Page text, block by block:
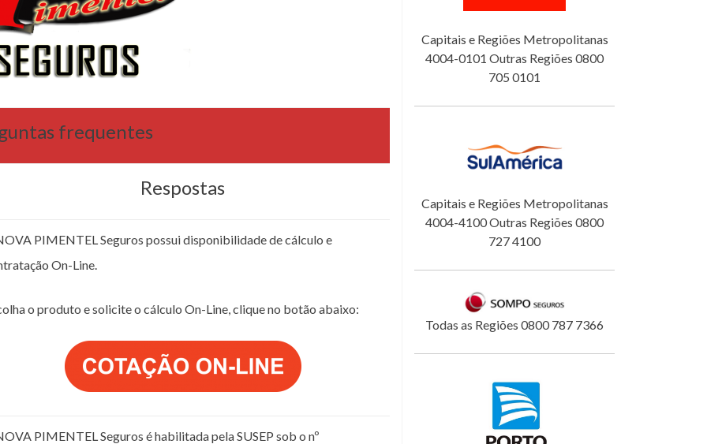
frequentes
Respostas
PIMENTEL Seguros possui disponibilidade de cálculo e
On-Line.
o produto e solicite o cálculo On-Line, clique no botão abaixo:
PIMENTEL Seguros é habilitada pela SUSEP sob o nº
Capitais e Regiões Metropolitanas
4004-0101 Outras Regiões 0800
705 0101
Capitais e Regiões Metropolitanas
4004-4100 Outras Regiões 0800
727 4100
Todas as Regiões 0800 787 7366